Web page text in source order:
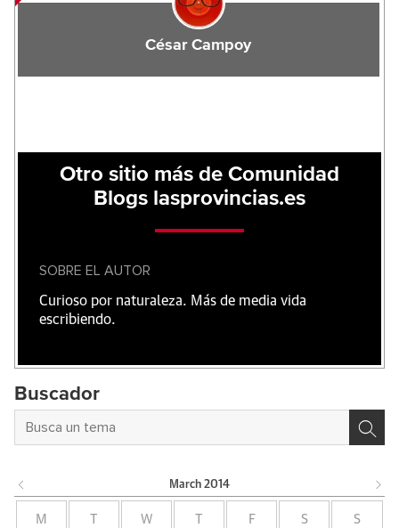
César Campoy
Otro sitio más de Comunidad
Blogs lasprovincias.es
SOBRE EL AUTOR
Curioso por naturaleza. Más de media vida
escribiendo.
Buscador
March 2014
M T W T F S S